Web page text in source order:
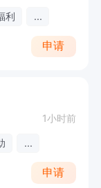
利 ...
申请
1小时前
...
申请